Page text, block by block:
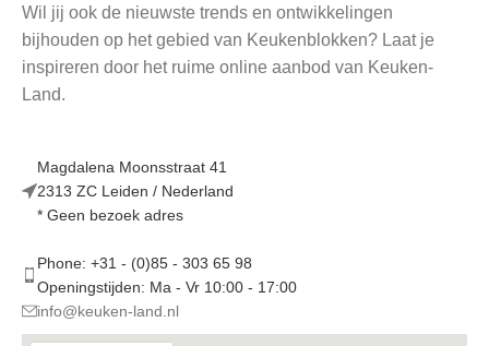
Wil jij ook de nieuwste trends en ontwikkelingen
bijhouden op het gebied van Keukenblokken? Laat je
inspireren door het ruime online aanbod van Keuken-
Land.
Magdalena Moonsstraat 41
2313 ZC Leiden / Nederland
* Geen bezoek adres
Phone: +31 - (0)85 - 303 65 98
Openingstijden: Ma - Vr 10:00 - 17:00
info@keuken-land.nl